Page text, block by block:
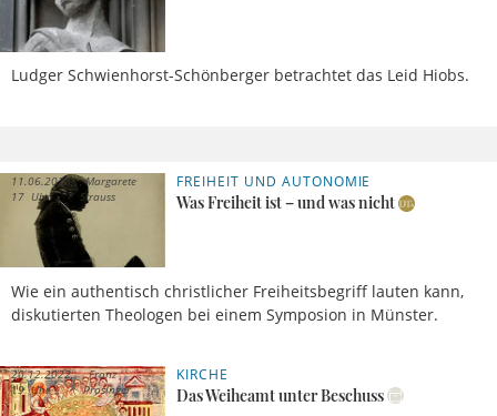
Ludger Schwienhorst-Schönberger betrachtet das Leid Hiobs.
FREIHEIT UND AUTONOMIE
Was Freiheit ist – und was nicht
Wie ein authentisch christlicher Freiheitsbegriff lauten kann,
diskutierten Theologen bei einem Symposion in Münster.
11.06.2023,
17 Uhr
Margarete
Strauss
KIRCHE
Das Weiheamt unter Beschuss
20.12.2022,
19 Uhr
Franz
Prosinger